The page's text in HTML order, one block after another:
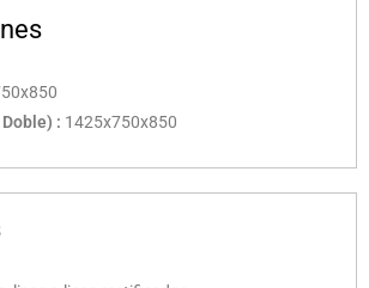
: 1425x750x850